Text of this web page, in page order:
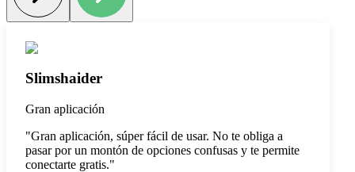
Slimshaider
Gran aplicación
"Gran aplicación, súper fácil de usar. No te obliga a
pasar por un montón de opciones confusas y te permite
conectarte gratis."